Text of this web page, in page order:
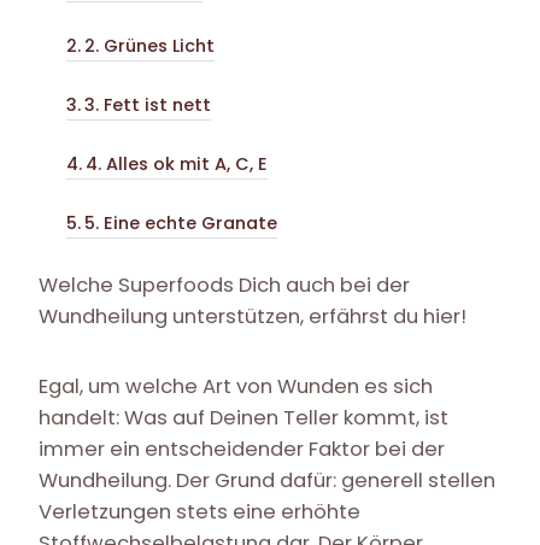
2. Grünes Licht
3. Fett ist nett
4. Alles ok mit A, C, E
5. Eine echte Granate
Welche Superfoods Dich auch bei der
Wundheilung unterstützen, erfährst du hier!
Egal, um welche Art von Wunden es sich
handelt: Was auf Deinen Teller kommt, ist
immer ein entscheidender Faktor bei der
Wundheilung. Der Grund dafür: generell stellen
Verletzungen stets eine erhöhte